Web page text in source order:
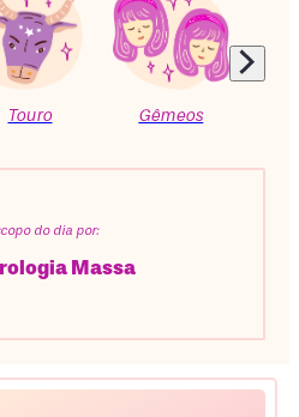
Touro Gêmeos
do dia por:
Massa